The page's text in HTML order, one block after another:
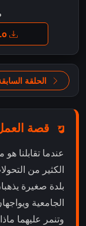
الحلقة السابقة
قصة
عندما تقابلنا
الكثير من
بلدة صغيرة
الجامعية
وتنمر عليهما